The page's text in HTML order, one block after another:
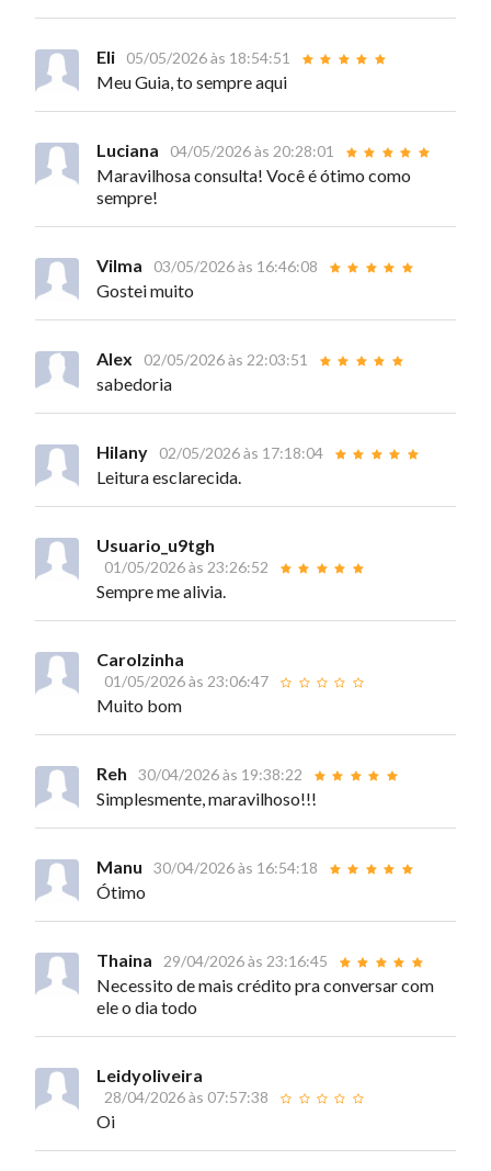
Eli 05/05/2026 às 18:54:51
Meu Guia, to sempre aqui
Luciana 04/05/2026 às 20:28:01
Maravilhosa consulta! Você é ótimo como
sempre!
Vilma 03/05/2026 às 16:46:08
Gostei muito
Alex 02/05/2026 às 22:03:51
sabedoria
Hilany 02/05/2026 às 17:18:04
Leitura esclarecida.
Usuario_u9tgh
01/05/2026 às 23:26:52
Sempre me alivia.
Carolzinha
01/05/2026 às 23:06:47
Muito bom
Reh 30/04/2026 às 19:38:22
Simplesmente, maravilhoso!!!
Manu 30/04/2026 às 16:54:18
Ótimo
Thaina 29/04/2026 às 23:16:45
Necessito de mais crédito pra conversar com
ele o dia todo
Leidyoliveira
28/04/2026 às 07:57:38
Oi